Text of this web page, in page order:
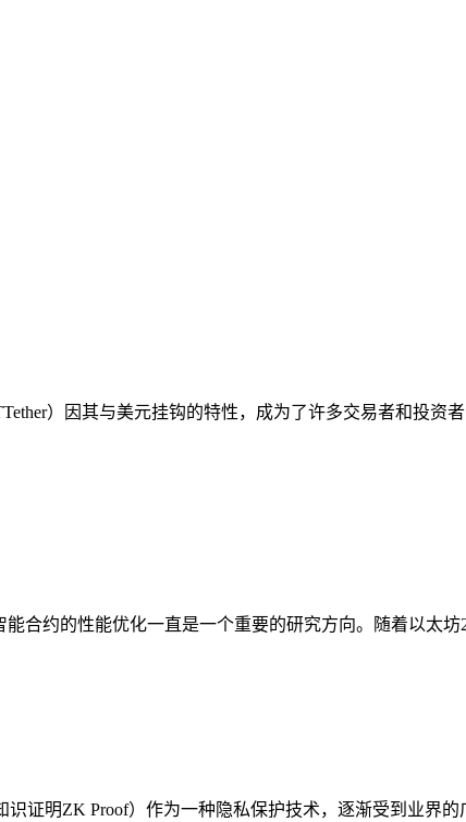
）因其与美元挂钩的特性，成为了许多交易者和投资
能合约的性能优化一直是一个重要的研究方向。随着以太
证明ZK Proof）作为一种隐私保护技术，逐渐受到业界